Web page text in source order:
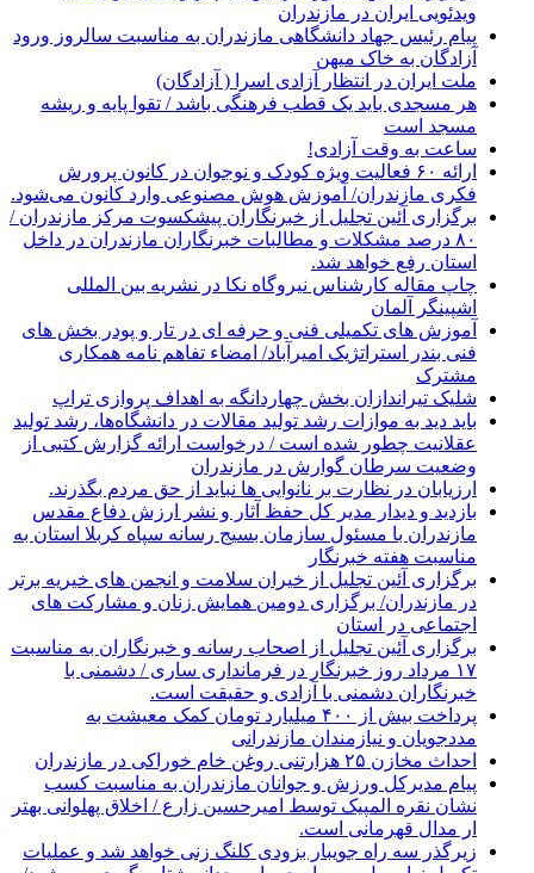
ویدئویی ایران در مازندران
پیام رئیس جهاد دانشگاهی مازندران به مناسبت سالروز ورود
آزادگان به خاک میهن
ملت ایران در انتظار آزادی اسرا ( آزادگان)
هر مسجدی باید یک قطب فرهنگی باشد / تقوا پایه و ریشه
مسجد است
ساعت به وقت آزادی!
ارائه ۶۰ فعالیت ویژه کودک و نوجوان در کانون پرورش
فکری مازندران/ آموزش هوش مصنوعی وارد کانون می‌شود.
برگزاری آئین تجلیل از خبرنگاران پیشکسوت مرکز مازندران /
۸۰ درصد مشکلات و مطالبات خبرنگاران مازندران در داخل
استان رفع خواهد شد.
چاپ مقاله کارشناس نيروگاه نكا در نشریه بین المللی
اشپینگر آلمان
آموزش های تکمیلی فنی و حرفه ای در تار و پودر بخش های
فنی بندر استراتژیک امیرآباد/ امضاء تفاهم نامه همکاری
مشترک
شلیک تیراندازان بخش چهاردانگه به اهداف پروازی تراپ
باید دید به موازات رشد تولید مقالات در دانشگاه‌ها، رشد تولید
عقلانیت چطور شده است / درخواست ارائه گزارش کتبی از
وضعیت سرطان گوارش در مازندران
ارزیابان در نظارت بر نانوایی ها نباید از حق مردم بگذرند.
بازدید و دیدار مدیر کل حفظ آثار و نشر ارزش دفاع مقدس
مازندران با مسئول سازمان بسیج رسانه سپاه کربلا استان به
مناسبت هفته خبرنگار
برگزاری آئین تجلیل از خیران سلامت و انجمن های خیریه برتر
در مازندران/ برگزاری دومین همایش زنان و مشارکت های
اجتماعی در استان
برگزاری آئین تجلیل از اصحاب رسانه و خبرنگاران به مناسبت
۱۷ مرداد روز خبرنگار در فرمانداری ساری / دشمنی با
خبرنگاران دشمنی با آزادی و حقیقت است.
پرداخت بیش از ۴۰۰ میلیارد تومان کمک معیشت به
مددجویان و نیازمندان مازندرانی
احداث مخازن ۲۵ هزارتنی روغن خام خوراکی در مازندران
پیام مدیرکل ورزش و جوانان مازندران به مناسبت کسب
نشان نقره المپیک توسط امیرحسین زارع / اخلاق پهلوانی بهتر
ار مدال قهرمانی است.
زیرگذر سه راه جویبار بزودی کلنگ زنی خواهد شد و عملیات